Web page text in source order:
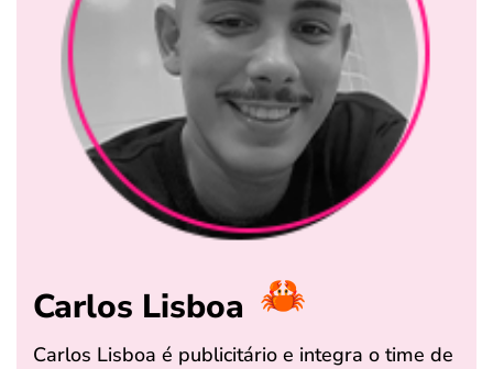
Carlos Lisboa
Carlos Lisboa é publicitário e integra o time de